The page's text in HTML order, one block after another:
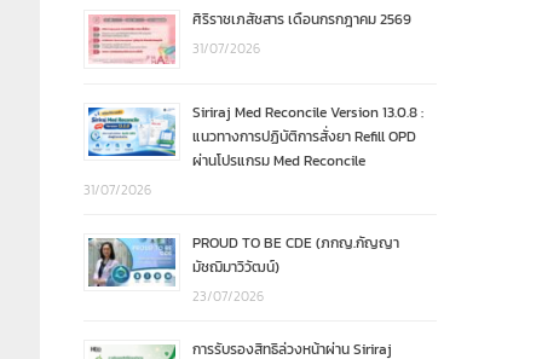
ศิริราชเภสัชสาร เดือนกรกฎาคม 2569
31/07/2026
Siriraj Med Reconcile Version 13.0.8 :
แนวทางการปฏิบัติการสั่งยา Refill OPD
ผ่านโปรแกรม Med Reconcile
31/07/2026
PROUD TO BE CDE (ภกญ.กัญญา
มัชฌิมาวิวัฒน์)
23/07/2026
การรับรองสิทธิล่วงหน้าผ่าน Siriraj